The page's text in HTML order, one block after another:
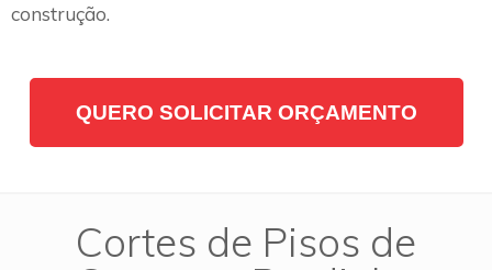
construção.
QUERO SOLICITAR ORÇAMENTO
Cortes de Pisos de